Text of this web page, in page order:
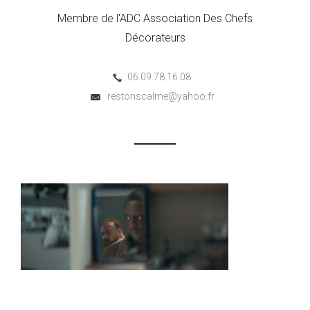
Membre de l'ADC Association Des Chefs
Décorateurs
06.09.78.16.08
restonscalme@yahoo.fr